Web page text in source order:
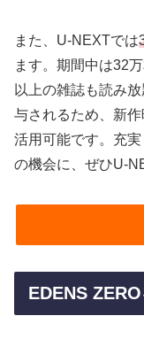
また、U-NEXTでは
ます。期間中は32
以上の雑誌も読み
与されるため、新
活用可能です。充
の機会に、ぜひU-
EDENS